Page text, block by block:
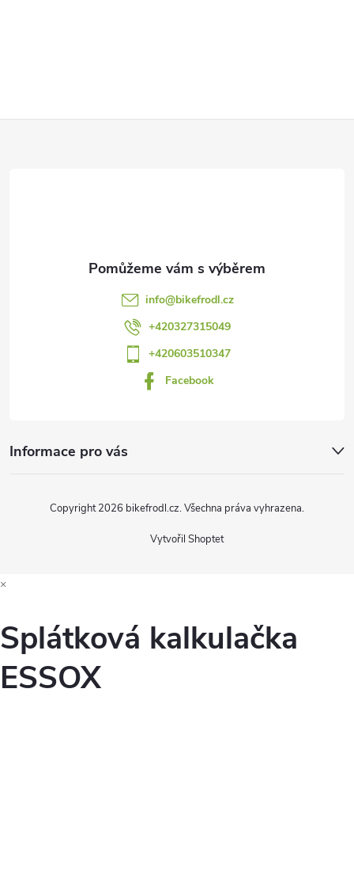
info@bikefrodl.cz
+420327315049
+420603510347
Facebook
Informace pro vás
Vytvořil Shoptet
Copyright 2026 bikefrodl.cz. Všechna práva vyhrazena.
×
Splátková kalkulačka
ESSOX